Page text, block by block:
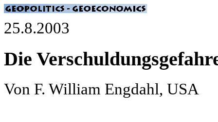
25.8.2003
Die
Von F. William Engdahl, USA